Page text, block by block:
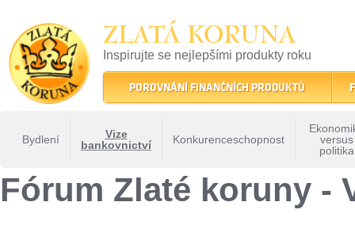
ZLATÁ KORUNA
Inspirujte se nejlepšími produkty roku
22 let tradice a kvality na finančním trhu
POROVNÁNÍ FINANČNÍCH PRODUKTŮ
Bydlení
Vize
bankovnictví
Konkurenceschopnost
versus
politika
Fórum Zlaté koruny - Vize bankovnictví»
Fórum Zlaté koruny -